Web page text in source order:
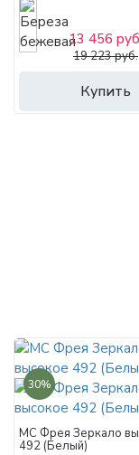
Купить
13 456
19 223 руб.
30%
МС Фрея Зеркало
492 (Белый)